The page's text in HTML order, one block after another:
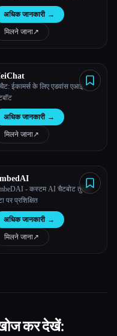
अधिक जानकारी →
मिलने जाना↗︎
ईकामर्स के लिए एडवांस एआई
अधिक जानकारी →
मिलने जाना↗︎
- कस्टम AI चैटबोट तुम्हारे
पर प्रशिक्षित
अधिक जानकारी →
मिलने जाना↗︎
खोज कर देखें: